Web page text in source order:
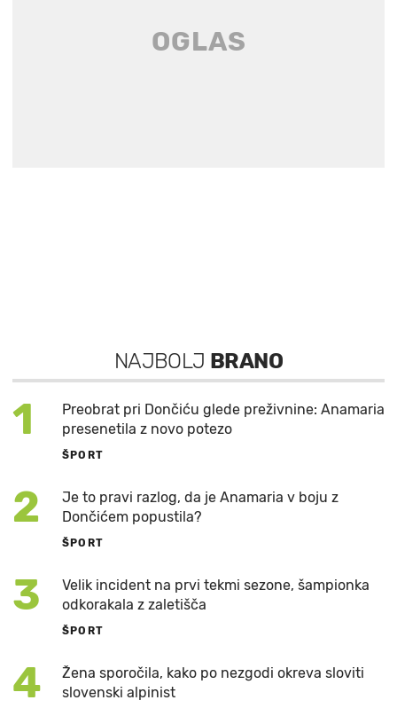
NAJBOLJ BRANO
1
Preobrat pri Dončiću glede preživnine: Anamaria
presenetila z novo potezo
ŠPORT
2
Je to pravi razlog, da je Anamaria v boju z
Dončićem popustila?
ŠPORT
3
Velik incident na prvi tekmi sezone, šampionka
odkorakala z zaletišča
ŠPORT
4
Žena sporočila, kako po nezgodi okreva sloviti
slovenski alpinist